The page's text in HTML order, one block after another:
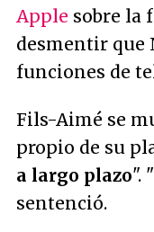
Apple sobre la
desmentir que
funciones de
Fils-Aimé se
propio de su
a largo plazo".
sentenció.